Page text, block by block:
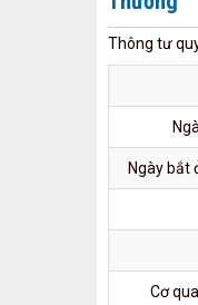
Thông tư
Ngày bắt
Cơ